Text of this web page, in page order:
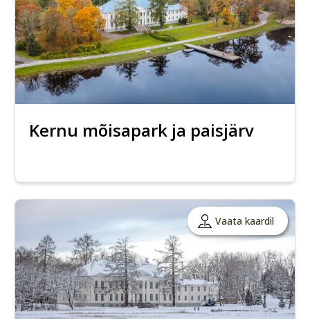
Kernu mõisapark ja paisjärv
Vaata kaardil